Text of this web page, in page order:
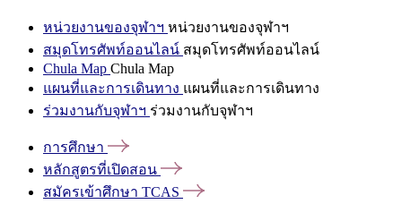
หน่วยงานของจุฬาฯ หน่วยงานของจุฬาฯ
สมุดโทรศัพท์ออนไลน์ สมุดโทรศัพท์ออนไลน์
Chula Map Chula Map
แผนที่และการเดินทาง แผนที่และการเดินทาง
ร่วมงานกับจุฬาฯ ร่วมงานกับจุฬาฯ
การศึกษา
หลักสูตรที่เปิดสอน
สมัครเข้าศึกษา TCAS